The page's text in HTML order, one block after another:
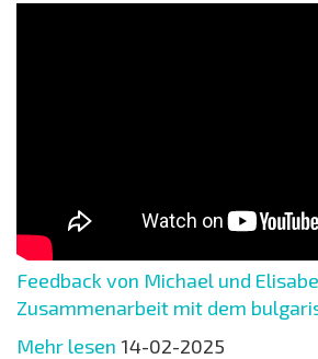
Feedback von Michael und
Zusammenarbeit mit dem
Mehr lesen 14-02-2025